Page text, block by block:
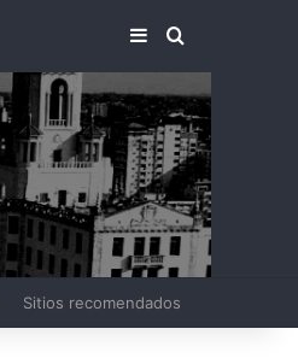
BARRA LATERAL
BUSCAR
Sitios recomendados